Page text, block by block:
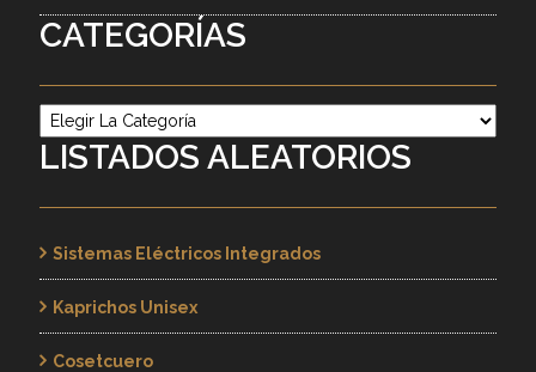
CATEGORÍAS
Categorías
LISTADOS ALEATORIOS
Sistemas Eléctricos Integrados
Kaprichos Unisex
Cosetcuero